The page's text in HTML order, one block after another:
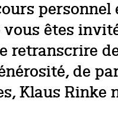
êtes
retranscrire
de
Klaus